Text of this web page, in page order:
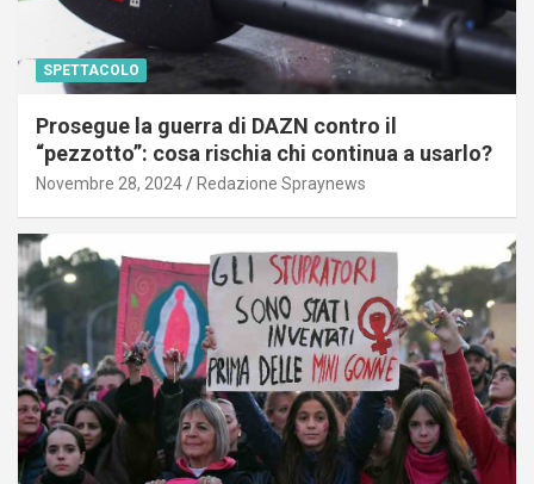
SPETTACOLO
Prosegue la guerra di DAZN contro il
“pezzotto”: cosa rischia chi continua a usarlo?
Novembre 28, 2024 Redazione Spraynews